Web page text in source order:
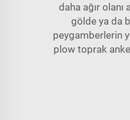
daha ağır
gölde ya da
peygamberlerin
plow toprak